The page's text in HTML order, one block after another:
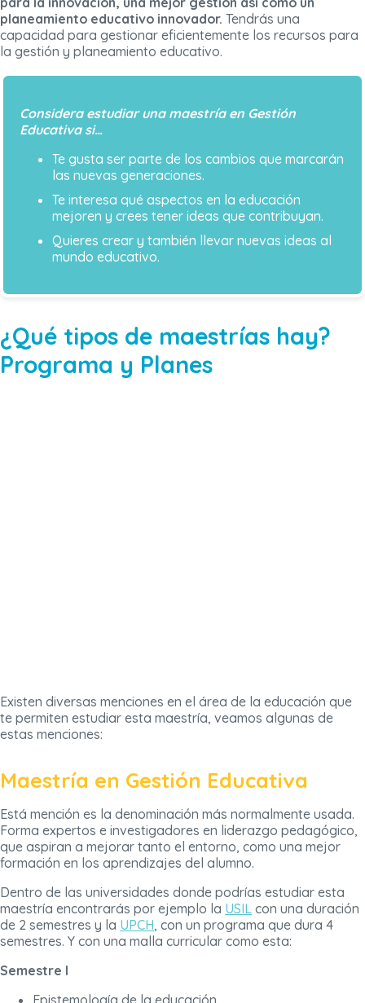
planeamiento educativo innovador. Tendrás una
capacidad para gestionar eficientemente los recursos para
la gestión y planeamiento educativo.
Considera estudiar una maestría en Gestión
Educativa si…
Te gusta ser parte de los cambios que marcarán
las nuevas generaciones.
Te interesa qué aspectos en la educación
mejoren y crees tener ideas que contribuyan.
Quieres crear y también llevar nuevas ideas al
mundo educativo.
¿Qué tipos de maestrías hay?
Programa y Planes
Existen diversas menciones en el área de la educación que
te permiten estudiar esta maestría, veamos algunas de
estas menciones:
Maestría en Gestión Educativa
Está mención es la denominación más normalmente usada.
Forma expertos e investigadores en liderazgo pedagógico,
que aspiran a mejorar tanto el entorno, como una mejor
formación en los aprendizajes del alumno.
Dentro de las universidades donde podrías estudiar esta
maestría encontrarás por ejemplo la USIL con una duración
de 2 semestres y la UPCH, con un programa que dura 4
semestres. Y con una malla curricular como esta:
Semestre I